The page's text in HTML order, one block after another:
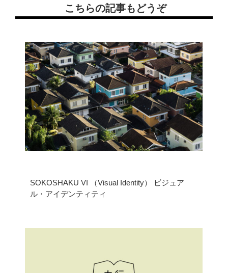
ニュース＆コラム
底地・借地問題 FAQ
私たちについて
こちらの記事もどうぞ
SOKOSHAKU VI （Visual Identity） ビジュア
ル・アイデンティティ